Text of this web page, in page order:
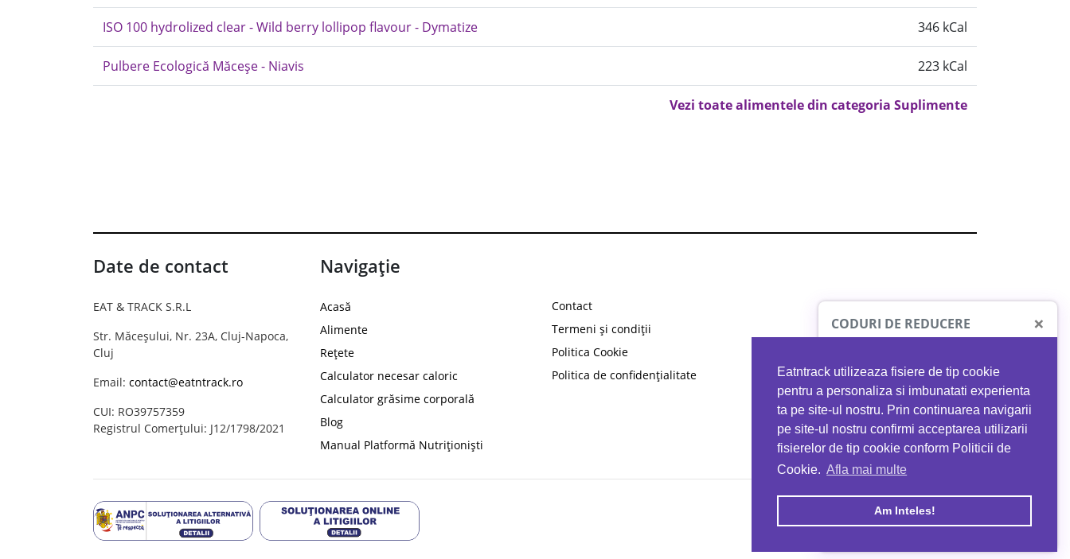
Eatntrack utilizeaza fisiere de tip cookie
pentru a personaliza si imbunatati experienta
ta pe site-ul nostru. Prin continuarea navigarii
pe site-ul nostru confirmi acceptarea utilizarii
fisierelor de tip cookie conform Politicii de
Cookie. Afla mai multe
Am Inteles!
ISO 100 hydrolized clear - Wild berry lollipop flavour - Dymatize 346 kCal
Pulbere Ecologică Măceșe - Niavis 223 kCal
Vezi toate alimentele din categoria Suplimente
Date de contact
EAT & TRACK S.R.L
Str. Măceșului, Nr. 23A, Cluj-Napoca,
Cluj
Email: contact@eatntrack.ro
CUI: RO39757359
Registrul Comerțului: J12/1798/2021
Navigație
Acasă
Alimente
Rețete
Calculator necesar caloric
Calculator grăsime corporală
Blog
Manual Platformă Nutriționiști
Contact
Termeni și condiții
Politica Cookie
Politica de confidențialitate
CODURI DE REDUCERE ×
PROTO41
reducere la orice comandă
EATNTRACK
MYPROTEIN
Ai40%reducere la orice comandă
folosind codul EATTRACK